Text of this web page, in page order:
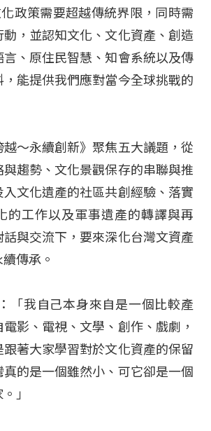
政策需要超越傳統界限，同時需
，並認知文化、文化資產、創造
、原住民智慧、知會系統以及傳
能提供我們應對當今全球挑戰的
～永續創新》聚焦五大議題，從
趨勢、文化景觀保存的串聯與推
文化遺產的社區共創經驗、落實
的工作以及軍事遺產的轉譯與再
與交流下，要來深化台灣文資產
傳承。
「我自己本身來自是一個比較產
影、電視、文學、創作、戲劇，
著大家學習對於文化資產的保留
的是一個雖然小、可它卻是一個
」